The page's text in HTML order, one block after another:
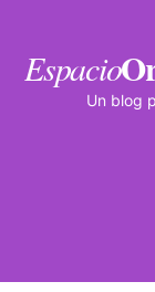
Espacio
Un blog